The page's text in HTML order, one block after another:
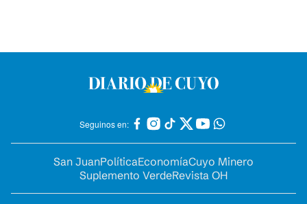
Seguinos en:
San JuanPolíticaEconomíaCuyo Minero
Suplemento VerdeRevista OH